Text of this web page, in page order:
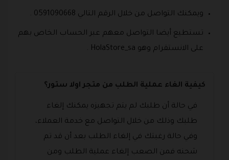
ويمكنك التواصل من خلال الرقم التالي 0591090668 .
تستطيع أيضا التواصل معهم عبر الحساب الخاص بهم
على الانستقرام وهو HolaStore_sa .
كيفية الغاء عملية الطلب من متجر اولا ستور؟
في حالة أن طلبك لم يتم تجهيزه يمكنك إلغاء
طلبك وذلك من خلال التواصل مع خدمة العملاء،
وفي حالة رغبتك في إلغاء الطلب بعد أن قد تم
شحنه فمن الصعب إلغاء عملية الطلب ومن